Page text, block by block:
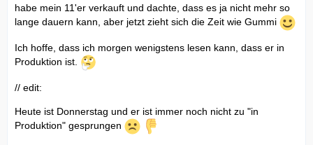
habe mein 11'er verkauft und dachte, dass es ja nicht mehr so
lange dauern kann, aber jetzt zieht sich die Zeit wie Gummi
Ich hoffe, dass ich morgen wenigstens lesen kann, dass er in
Produktion ist.
// edit:
Heute ist Donnerstag und er ist immer noch nicht zu "in
Produktion" gesprungen